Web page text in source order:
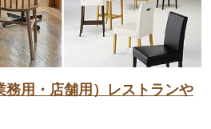
務用・店舗用）レストランや